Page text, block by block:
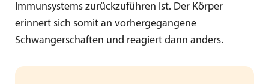
Immunsystems zurückzuführen ist. Der Körper
erinnert sich somit an vorhergegangene
Schwangerschaften und reagiert dann anders.